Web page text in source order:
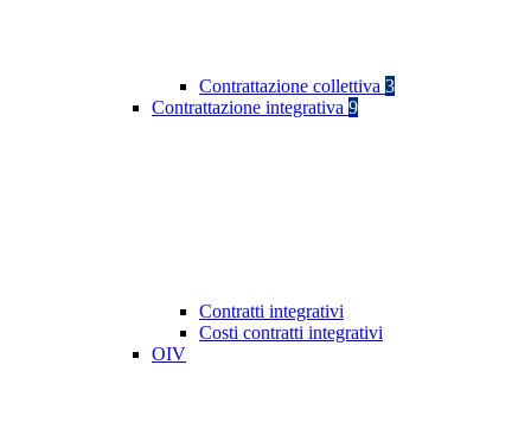
Contrattazione collettiva 3
Contrattazione integrativa 9
Contratti integrativi
Costi contratti integrativi
OIV